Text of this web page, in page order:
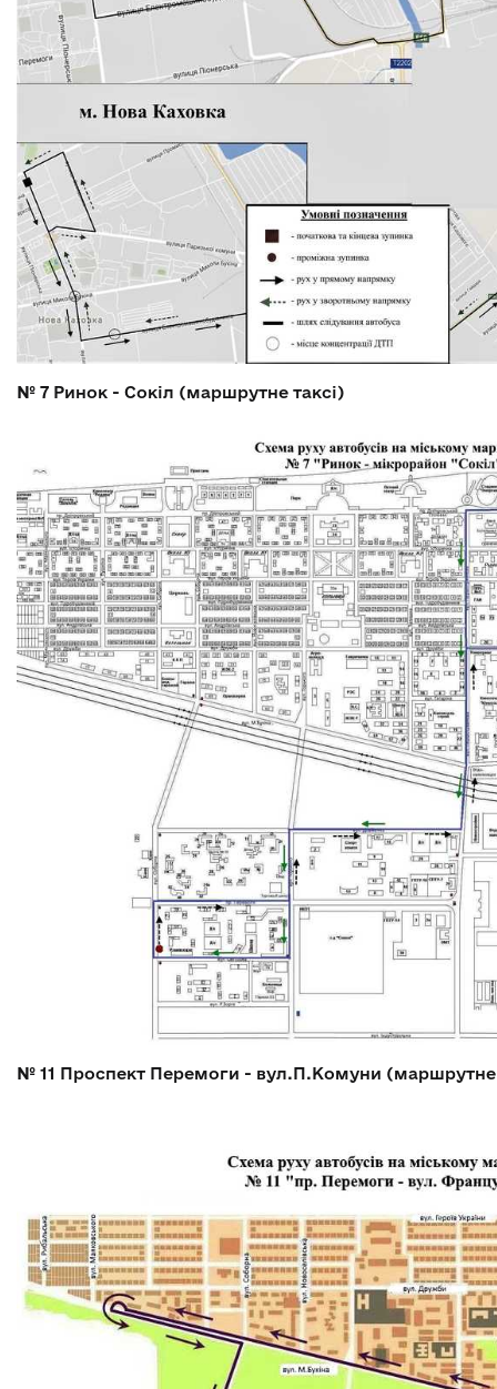
№ 7 Ринок - Сокіл (маршрутне таксі)
№ 11 Проспект Перемоги - вул.П.Комуни (маршрутне